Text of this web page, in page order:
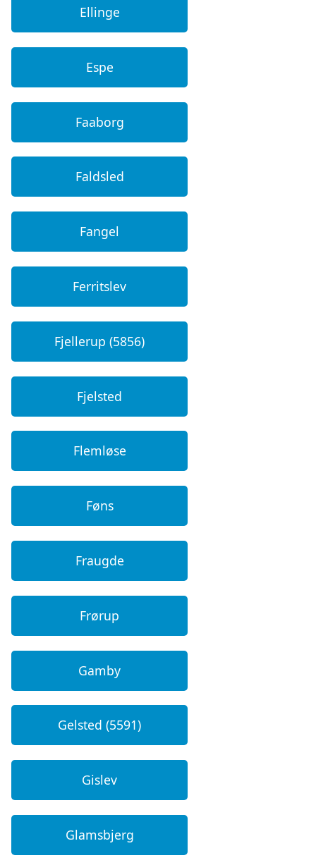
Ellinge
Espe
Faaborg
Faldsled
Fangel
Ferritslev
Fjellerup (5856)
Fjelsted
Flemløse
Føns
Fraugde
Frørup
Gamby
Gelsted (5591)
Gislev
Glamsbjerg